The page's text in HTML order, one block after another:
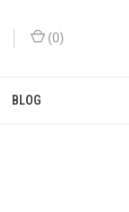
(0)
BLOG